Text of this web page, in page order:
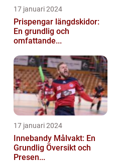
17 januari 2024
Prispengar längdskidor:
En grundlig och
omfattande...
17 januari 2024
Innebandy Målvakt: En
Grundlig Översikt och
Presen...